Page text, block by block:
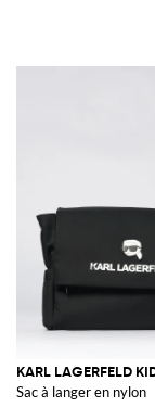
KARL LAGERFELD
Sac à langer en nylon